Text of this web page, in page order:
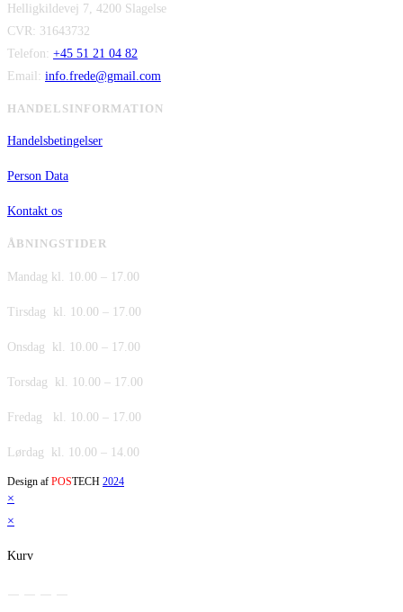
var:
er:
Helligkildevej 7, 4200 Slagelse
CVR: 31643732
Telefon: +45 51 21 04 82
Email: info.frede@gmail.com
HANDELSINFORMATION
Handelsbetingelser
Person Data
Kontakt os
ÅBNINGSTIDER
Mandag kl. 10.00 – 17.00
Tirsdag kl. 10.00 – 17.00
Onsdag kl. 10.00 – 17.00
Torsdag kl. 10.00 – 17.00
Fredag kl. 10.00 – 17.00
Lørdag kl. 10.00 – 14.00
Design af POSTECH 2024
×
×
Kurv